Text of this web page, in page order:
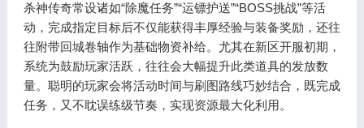
杀神传奇常设诸如“除魔任务”“运镖护送”“BOSS挑战”等活
动，完成指定目标后不仅能获得丰厚经验与装备奖励，还往
往附带回城卷轴作为基础物资补给。尤其在新区开服初期，
系统为鼓励玩家活跃，往往会大幅提升此类道具的发放数
量。聪明的玩家会将活动时间与刷图路线巧妙结合，既完成
任务，又不耽误练级节奏，实现资源最大化利用。